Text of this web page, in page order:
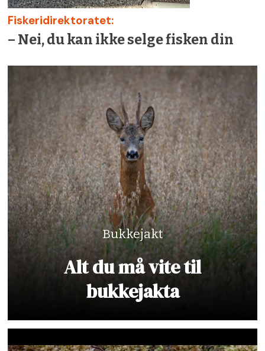
Fiskeridirektoratet:
– Nei, du kan ikke selge fisken din
Bukkejakt
Alt du må vite til
bukkejakta